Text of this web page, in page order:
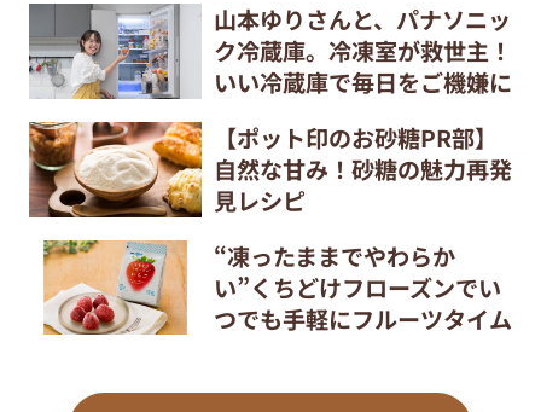
山本ゆりさんと、パナソニッ
ク冷蔵庫。冷凍室が救世主！
いい冷蔵庫で毎日をご機嫌に
【ポット印のお砂糖PR部】
自然な甘み！砂糖の魅力再発
見レシピ
“凍ったままでやわらか
い”くちどけフローズンでい
つでも手軽にフルーツタイム